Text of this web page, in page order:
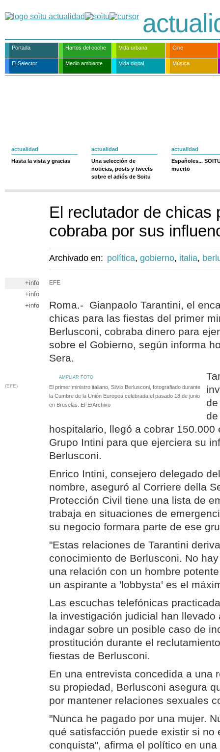
Portada Hartos del coche Vida urbana Cine
El Selector Medio ambiente Vida digital Música
actualidad
Hasta la vista y gracias
actualidad
Una selección de
noticias, posts y tweets
sobre el adiós de Soitu
actualidad
Españoles...
muerto
El reclutador de chicas
cobraba por sus
Archivado en: política, gobierno, italia,
+info
+info
+info
EFE
Roma.- Gianpaolo Tarantini, el
chicas para las fiestas del primer
Berlusconi, cobraba dinero para
sobre el Gobierno, según informa
Sera.
AMPLIAR FOTO
(EFE)
El primer ministro italiano, Silvio Berlusconi, fotografiado durante
la Cumbre de la Unión Europea celebrada el pasado 18 de junio
en Bruselas. EFE/Archivo
hospitalario, llegó a cobrar 150.000
Grupo Intini para que ejerciera su
Berlusconi.
Enrico Intini, consejero delegado
nombre, aseguró al Corriere della
Protección Civil tiene una lista de
trabaja en situaciones de
su negocio formara parte de ese
"Estas relaciones de Tarantini
conocimiento de Berlusconi. No
una relación con un hombre
un aspirante a 'lobbysta' es el
Las escuchas telefónicas
la investigación judicial han
indagar sobre un posible caso de
prostitución durante el
fiestas de Berlusconi.
En una entrevista concedida a una
su propiedad, Berlusconi asegura
por mantener relaciones sexuales
"Nunca he pagado por una mujer.
qué satisfacción puede existir si no
conquista", afirma el político en